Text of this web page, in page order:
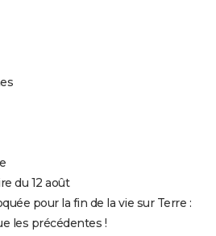
du 12 août
pour la fin de la vie sur Terre :
les précédentes !